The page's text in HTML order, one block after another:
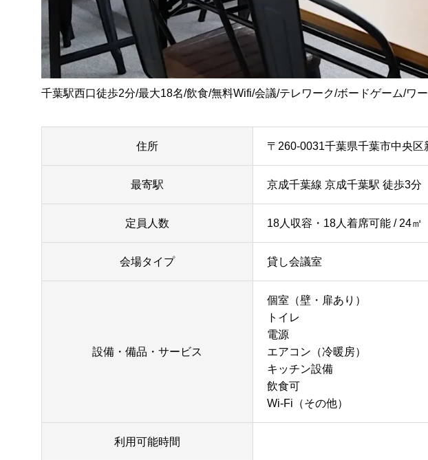
千葉駅西口徒歩2分/最大18名/飲食/無料Wifi/会議/テレワーク/ボードゲーム/ワ
住所 〒260-0031千葉県千葉市中央
最寄駅 京成千葉線 京成千葉駅 徒歩3分
定員人数 18人収容・18人着席可能 / 24㎡
会場タイプ 貸し会議室
設備・備品・サービス
個室（壁・扉あり）
トイレ
電源
エアコン（冷暖房）
キッチン設備
飲食可
Wi-Fi（その他）
利用可能時間